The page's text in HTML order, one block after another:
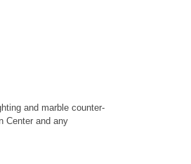
and marble counter-
Center and any